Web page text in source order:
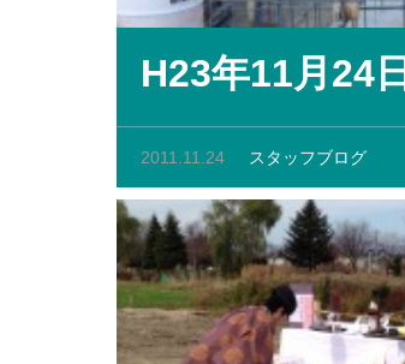
H23年11月24日
2011.11.24 スタッフブログ